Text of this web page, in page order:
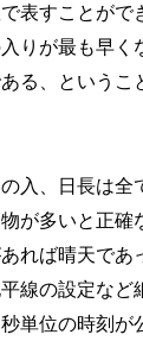
表すことがで
りが最も早く
る、というこ
入、日長は全
が多いと正確
れば晴天であ
線の設定など
単位の時刻が